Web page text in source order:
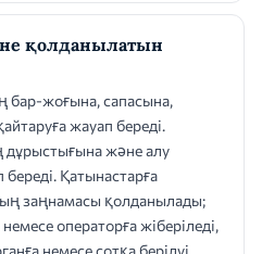
қолданылатын
бар-жоғына, сапасына,
жауап береді.
дұрыстығына және алу
Қатынастарға
заңнамасы қолданылады;
операторға жіберіледі,
немесе сотқа берілуі